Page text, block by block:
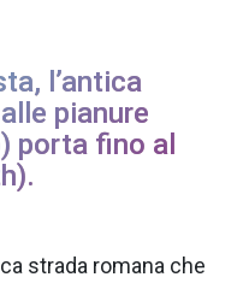
l’antica
pianure
porta fino al
strada romana che